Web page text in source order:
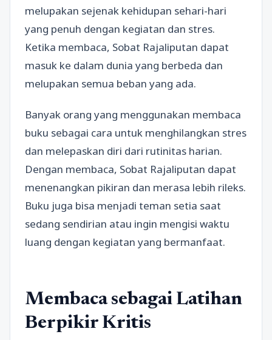
melupakan sejenak kehidupan sehari-hari
yang penuh dengan kegiatan dan stres.
Ketika membaca, Sobat Rajaliputan dapat
masuk ke dalam dunia yang berbeda dan
melupakan semua beban yang ada.
Banyak orang yang menggunakan membaca
buku sebagai cara untuk menghilangkan stres
dan melepaskan diri dari rutinitas harian.
Dengan membaca, Sobat Rajaliputan dapat
menenangkan pikiran dan merasa lebih rileks.
Buku juga bisa menjadi teman setia saat
sedang sendirian atau ingin mengisi waktu
luang dengan kegiatan yang bermanfaat.
Membaca sebagai Latihan
Berpikir Kritis